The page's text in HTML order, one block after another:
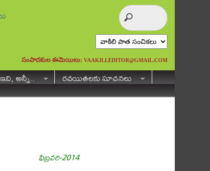
సంపాదకుల ఈమెయిలు: VAAKILI.EDITOR@GMAIL.COM
అన్నీ..
రచయితలకు సూచనలు
ఫిబ్రవరి-2014